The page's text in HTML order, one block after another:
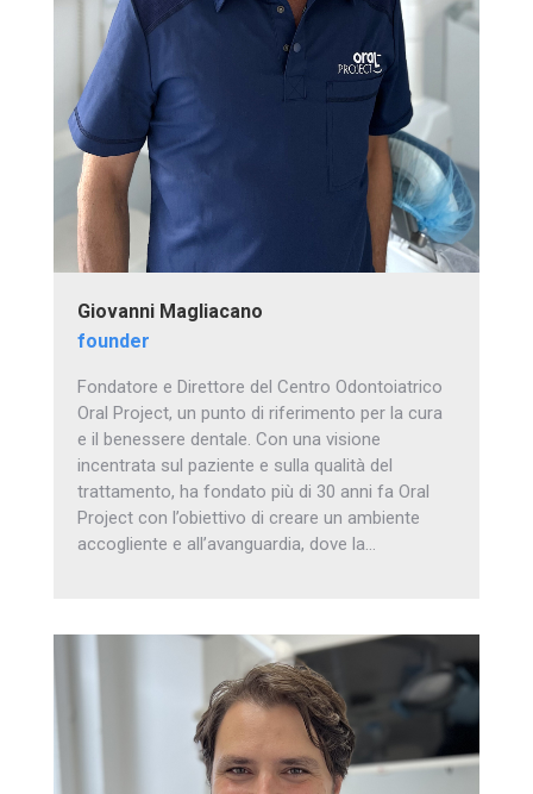
Giovanni Magliacano
founder
Fondatore e Direttore del Centro Odontoiatrico
Oral Project, un punto di riferimento per la cura
e il benessere dentale. Con una visione
incentrata sul paziente e sulla qualità del
trattamento, ha fondato più di 30 anni fa Oral
Project con l’obiettivo di creare un ambiente
accogliente e all’avanguardia, dove la…